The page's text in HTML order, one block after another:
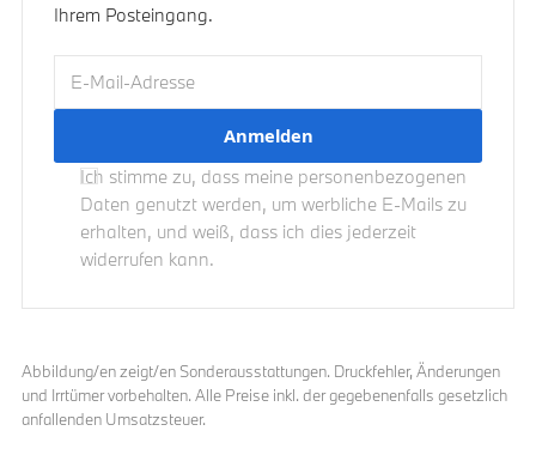
Ihrem Posteingang.
Ich stimme zu, dass meine personenbezogenen
Daten genutzt werden, um werbliche E-Mails zu
erhalten, und weiß, dass ich dies jederzeit
widerrufen kann.
Abbildung/en zeigt/en Sonderausstattungen. Druckfehler, Änderungen
und Irrtümer vorbehalten. Alle Preise inkl. der gegebenenfalls gesetzlich
anfallenden Umsatzsteuer.